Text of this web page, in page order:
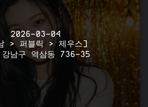
2026-03-04
> 퍼블릭 > 제우스]
강남구 역삼동 736-35